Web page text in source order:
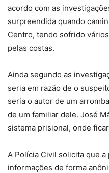
acordo com as
surpreendida quando
Centro, tendo sofrido
pelas costas.
Ainda segundo as
seria em razão de o
seria o autor de um
de um familiar dele. José
sistema prisional, onde
A Polícia Civil solicita que
informações de forma